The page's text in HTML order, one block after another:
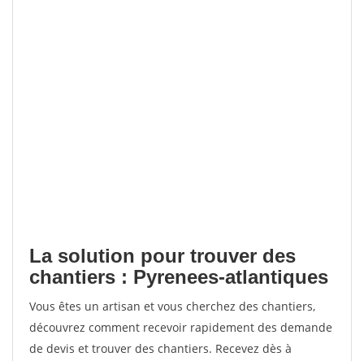
La solution pour trouver des
chantiers : Pyrenees-atlantiques
Vous êtes un artisan et vous cherchez des chantiers,
découvrez comment recevoir rapidement des demande
de devis et trouver des chantiers. Recevez dès à